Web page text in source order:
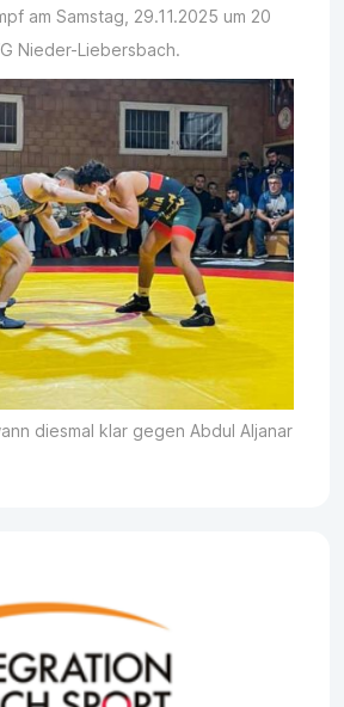
am Samstag, 29.11.2025 um 20
Nieder-Liebersbach.
diesmal klar gegen Abdul Aljanar